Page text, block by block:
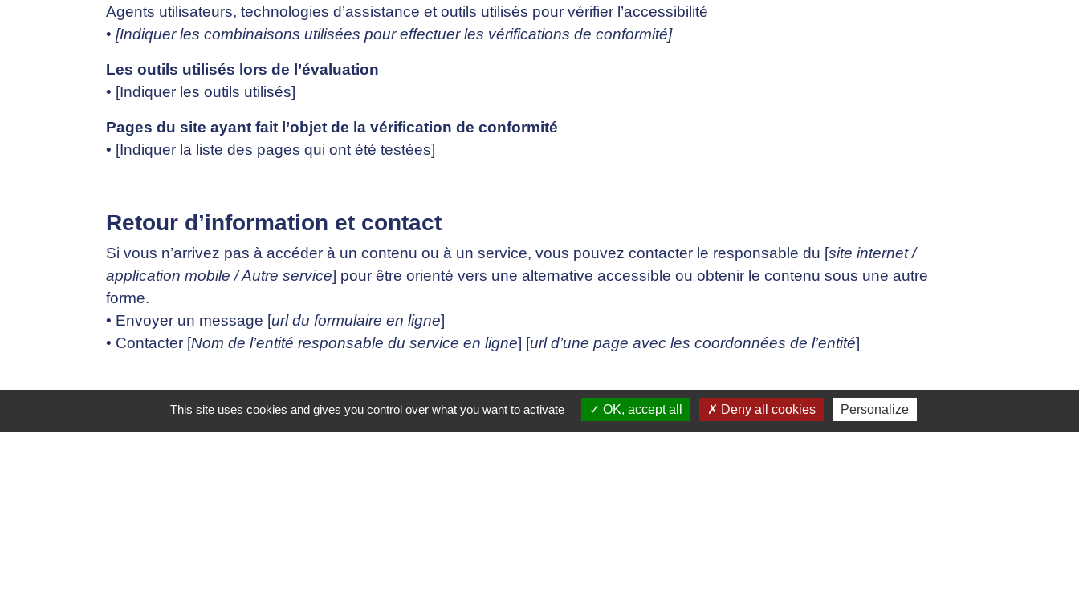
Agents utilisateurs, technologies d’assistance et outils utilisés pour vérifier l’accessibilité
• [Indiquer les combinaisons utilisées pour effectuer les vérifications de conformité]
Les outils utilisés lors de l’évaluation
• [Indiquer les outils utilisés]
Pages du site ayant fait l’objet de la vérification de conformité
• [Indiquer la liste des pages qui ont été testées]
Retour d’information et contact
Si vous n’arrivez pas à accéder à un contenu ou à un service, vous pouvez contacter le responsable du [site internet /
application mobile / Autre service] pour être orienté vers une alternative accessible ou obtenir le contenu sous une autre
forme.
• Envoyer un message [url du formulaire en ligne]
• Contacter [Nom de l’entité responsable du service en ligne] [url d’une page avec les coordonnées de l’entité]
Voies de recours
This site uses cookies and gives you control over what you want to activate OK, accept all Deny all cookies Personalize